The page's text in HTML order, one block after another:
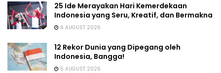
25 Ide Merayakan Hari Kemerdekaan
Indonesia yang Seru, Kreatif, dan Bermakna
6 AUGUST 2026
12 Rekor Dunia yang Dipegang oleh
Indonesia, Bangga!
5 AUGUST 2026